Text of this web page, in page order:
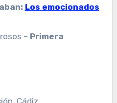
Los emocionados
– Primera